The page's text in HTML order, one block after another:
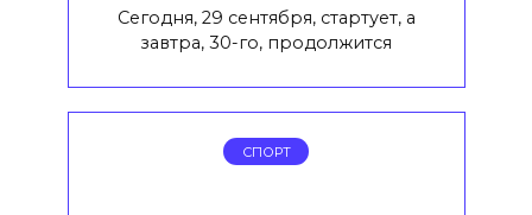
Сегодня, 29 сентября, стартует, а
завтра, 30-го, продолжится
СПОРТ